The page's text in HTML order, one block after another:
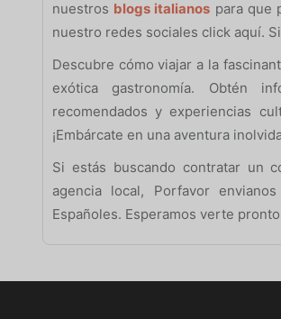
nuestros blogs italianos para que
nuestro redes sociales click aquí.
Descubre cómo viajar a la
exótica gastronomía. Obtén
recomendados y experiencias
¡Embárcate en una aventura
Si estás buscando contratar un
agencia local, Porfavor
Españoles. Esperamos verte